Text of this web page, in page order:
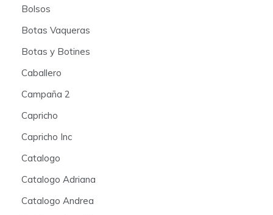
Bolsos
Botas Vaqueras
Botas y Botines
Caballero
Campaña 2
Capricho
Capricho Inc
Catalogo
Catalogo Adriana
Catalogo Andrea